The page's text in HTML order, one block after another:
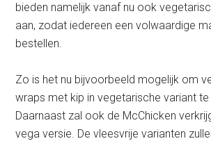
bieden namelijk vanaf nu ook
aan, zodat iedereen een volwaardige
bestellen.
Zo is het nu bijvoorbeeld mogelijk om
wraps met kip in vegetarische variant te
Daarnaast zal ook de McChicken
vega versie. De vleesvrije varianten